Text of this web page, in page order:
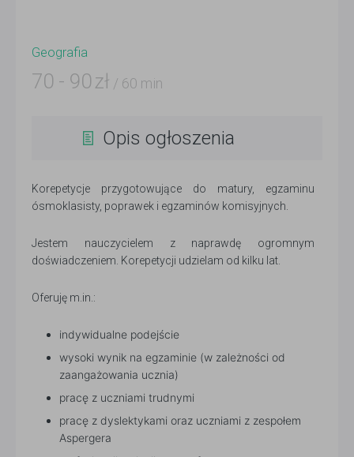
Geografia
70 - 90 zł / 60 min
Opis ogłoszenia
Korepetycje przygotowujące do matury, egzaminu
ósmoklasisty, poprawek i egzaminów komisyjnych.
Jestem nauczycielem z naprawdę ogromnym
doświadczeniem. Korepetycji udzielam od kilku lat.
Oferuję m.in.:
indywidualne podejście
wysoki wynik na egzaminie (w zależności od
zaangażowania ucznia)
pracę z uczniami trudnymi
pracę z dyslektykami oraz uczniami z zespołem
Aspergera